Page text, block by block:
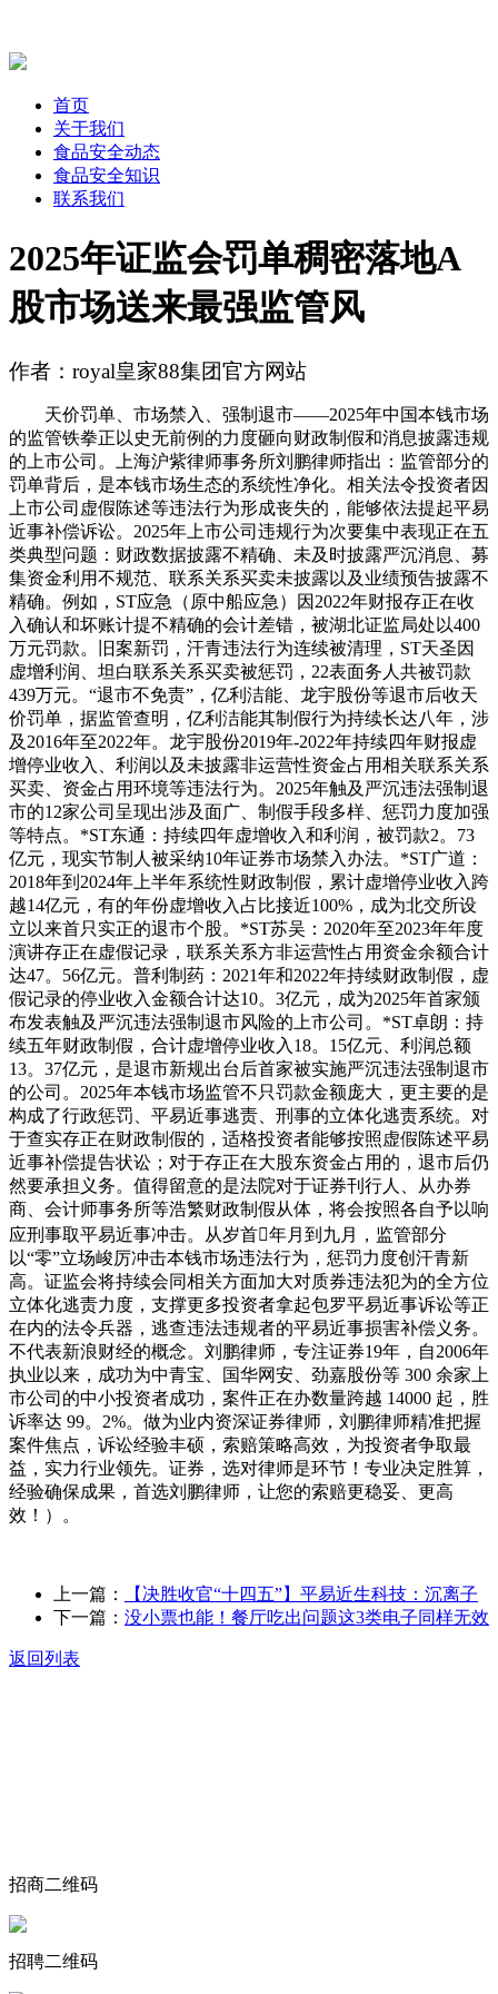
首页
关于我们
食品安全动态
食品安全知识
联系我们
2025年证监会罚单稠密落地A
股市场送来最强监管风
作者：royal皇家88集团官方网站
天价罚单、市场禁入、强制退市——2025年中国本钱市场
的监管铁拳正以史无前例的力度砸向财政制假和消息披露违规
的上市公司。上海沪紫律师事务所刘鹏律师指出：监管部分的
罚单背后，是本钱市场生态的系统性净化。相关法令投资者因
上市公司虚假陈述等违法行为形成丧失的，能够依法提起平易
近事补偿诉讼。2025年上市公司违规行为次要集中表现正在五
类典型问题：财政数据披露不精确、未及时披露严沉消息、募
集资金利用不规范、联系关系买卖未披露以及业绩预告披露不
精确。例如，ST应急（原中船应急）因2022年财报存正在收
入确认和坏账计提不精确的会计差错，被湖北证监局处以400
万元罚款。旧案新罚，汗青违法行为连续被清理，ST天圣因
虚增利润、坦白联系关系买卖被惩罚，22表面务人共被罚款
439万元。“退市不免责”，亿利洁能、龙宇股份等退市后收天
价罚单，据监管查明，亿利洁能其制假行为持续长达八年，涉
及2016年至2022年。龙宇股份2019年-2022年持续四年财报虚
增停业收入、利润以及未披露非运营性资金占用相关联系关系
买卖、资金占用环境等违法行为。2025年触及严沉违法强制退
市的12家公司呈现出涉及面广、制假手段多样、惩罚力度加强
等特点。*ST东通：持续四年虚增收入和利润，被罚款2。73
亿元，现实节制人被采纳10年证券市场禁入办法。*ST广道：
2018年到2024年上半年系统性财政制假，累计虚增停业收入跨
越14亿元，有的年份虚增收入占比接近100%，成为北交所设
立以来首只实正的退市个股。*ST苏吴：2020年至2023年年度
演讲存正在虚假记录，联系关系方非运营性占用资金余额合计
达47。56亿元。普利制药：2021年和2022年持续财政制假，虚
假记录的停业收入金额合计达10。3亿元，成为2025年首家颁
布发表触及严沉违法强制退市风险的上市公司。*ST卓朗：持
续五年财政制假，合计虚增停业收入18。15亿元、利润总额
13。37亿元，是退市新规出台后首家被实施严沉违法强制退市
的公司。2025年本钱市场监管不只罚款金额庞大，更主要的是
构成了行政惩罚、平易近事逃责、刑事的立体化逃责系统。对
于查实存正在财政制假的，适格投资者能够按照虚假陈述平易
近事补偿提告状讼；对于存正在大股东资金占用的，退市后仍
然要承担义务。值得留意的是法院对于证券刊行人、从办券
商、会计师事务所等浩繁财政制假从体，将会按照各自予以响
应刑事取平易近事冲击。从岁首年月到九月，监管部分
以“零”立场峻厉冲击本钱市场违法行为，惩罚力度创汗青新
高。证监会将持续会同相关方面加大对质券违法犯为的全方位
立体化逃责力度，支撑更多投资者拿起包罗平易近事诉讼等正
在内的法令兵器，逃查违法违规者的平易近事损害补偿义务。
不代表新浪财经的概念。刘鹏律师，专注证券19年，自2006年
执业以来，成功为中青宝、国华网安、劲嘉股份等 300 余家上
市公司的中小投资者成功，案件正在办数量跨越 14000 起，胜
诉率达 99。2%。做为业内资深证券律师，刘鹏律师精准把握
案件焦点，诉讼经验丰硕，索赔策略高效，为投资者争取最
益，实力行业领先。证券，选对律师是环节！专业决定胜算，
经验确保成果，首选刘鹏律师，让您的索赔更稳妥、更高
效！）。
上一篇：
【决胜收官“十四五”】平易近生科技：沉离子
下一篇： 没小票也能！餐厅吃出问题这3类电子同样无效
返回列表
招商二维码
招聘二维码